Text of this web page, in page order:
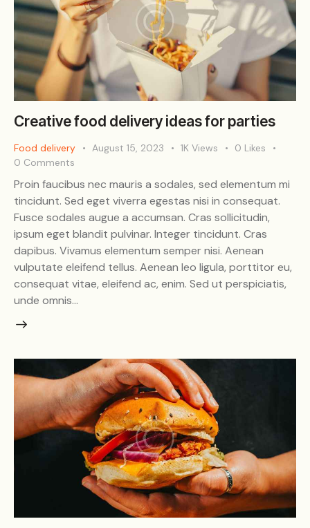
Creative food delivery ideas for parties
Food delivery August 15, 2023 1K Views 0 Likes
0 Comments
Proin faucibus nec mauris a sodales, sed elementum mi
tincidunt. Sed eget viverra egestas nisi in consequat.
Fusce sodales augue a accumsan. Cras sollicitudin,
ipsum eget blandit pulvinar. Integer tincidunt. Cras
dapibus. Vivamus elementum semper nisi. Aenean
vulputate eleifend tellus. Aenean leo ligula, porttitor eu,
consequat vitae, eleifend ac, enim. Sed ut perspiciatis,
unde omnis…